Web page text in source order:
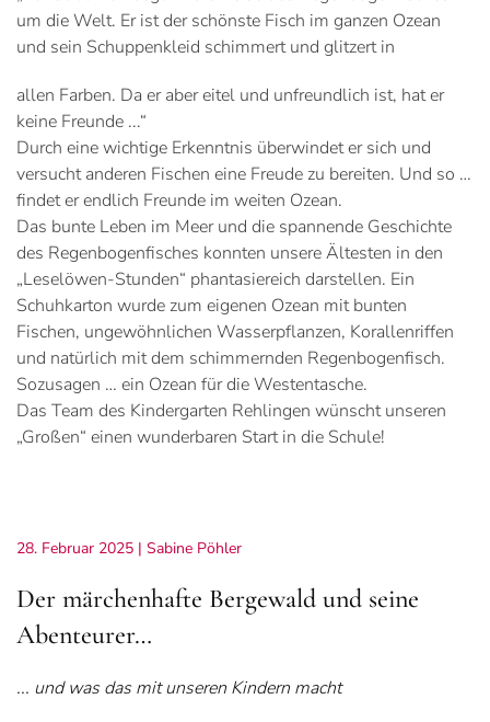
um die Welt. Er ist der schönste Fisch im ganzen Ozean
und sein Schuppenkleid schimmert und glitzert in
allen Farben. Da er aber eitel und unfreundlich ist, hat er
keine Freunde ...“
Durch eine wichtige Erkenntnis überwindet er sich und
versucht anderen Fischen eine Freude zu bereiten. Und so …
findet er endlich Freunde im weiten Ozean.
Das bunte Leben im Meer und die spannende Geschichte
des Regenbogenfisches konnten unsere Ältesten in den
„Leselöwen-Stunden“ phantasiereich darstellen. Ein
Schuhkarton wurde zum eigenen Ozean mit bunten
Fischen, ungewöhnlichen Wasserpflanzen, Korallenriffen
und natürlich mit dem schimmernden Regenbogenfisch.
Sozusagen … ein Ozean für die Westentasche.
Das Team des Kindergarten Rehlingen wünscht unseren
„Großen“ einen wunderbaren Start in die Schule!
28. Februar 2025 | Sabine Pöhler
Der märchenhafte Bergewald und seine
Abenteurer…
... und was das mit unseren Kindern macht